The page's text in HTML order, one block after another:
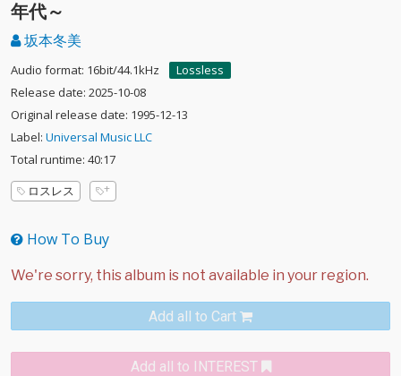
年代～
坂本冬美
Audio format: 16bit/44.1kHz
Lossless
Release date: 2025-10-08
Original release date: 1995-12-13
Label: Universal Music LLC
Total runtime: 40:17
ロスレス
How To Buy
Add all to Cart
Add all to INTEREST